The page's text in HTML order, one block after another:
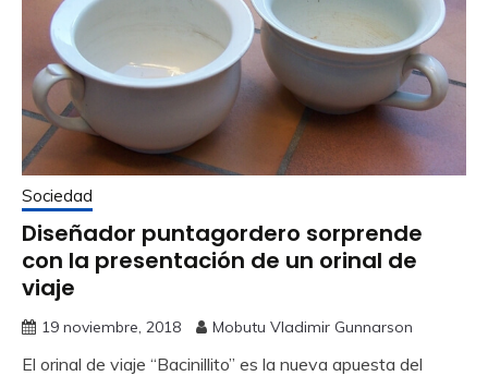
Sociedad
Diseñador puntagordero sorprende
con la presentación de un orinal de
viaje
19 noviembre, 2018 Mobutu Vladimir Gunnarson
El orinal de viaje “Bacinillito” es la nueva apuesta del